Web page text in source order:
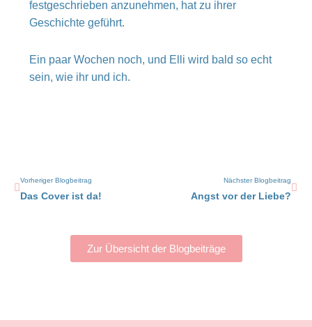
festgeschrieben anzunehmen, hat zu ihrer
Geschichte geführt.
Ein paar Wochen noch, und Elli wird bald so echt
sein, wie ihr und ich.
Zurück
Vorheriger Blogbeitrag
Das Cover ist da!
Nächster Blogbeitrag
Angst vor der Liebe?
Zur Übersicht der Blogbeiträge